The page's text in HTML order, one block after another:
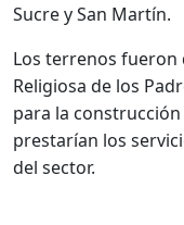
Sucre y San Martín.
Los terrenos fueron
Religiosa de los
para la
prestarían los
del sector.